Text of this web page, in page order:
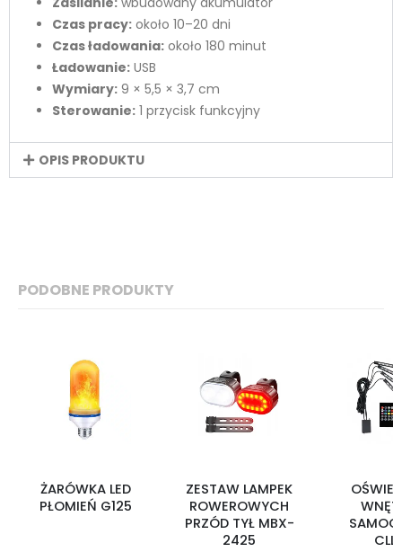
Czas pracy: około 10–20 dni
Czas ładowania: około 180 minut
Ładowanie: USB
Wymiary: 9 × 5,5 × 3,7 cm
Sterowanie: 1 przycisk funkcyjny
OPIS PRODUKTU
PODOBNE PRODUKTY
ŻARÓWKA LED
PŁOMIEŃ G125
ZESTAW LAMPEK
ROWEROWYCH
PRZÓD TYŁ MBX-
2425